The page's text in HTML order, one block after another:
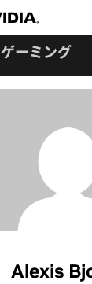
ゲーミング
Alexis